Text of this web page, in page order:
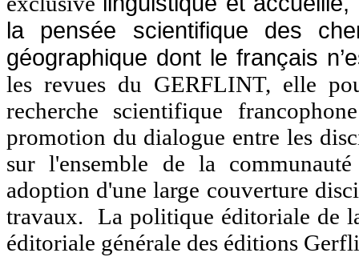
la pensée scientifique des
géographique dont le français
les revues du GERFLINT, elle
recherche scientifique
promotion du dialogue entre les
sur l'ensemble de la
adoption d'une large couverture
travaux. La politique éditoriale de
éditoriale générale des éditions